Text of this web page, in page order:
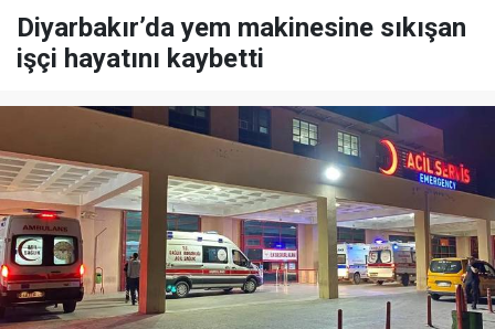
Diyarbakır’da yem makinesine sıkışan
işçi hayatını kaybetti